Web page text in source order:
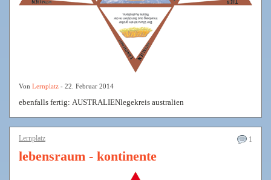
Von Lernplatz - 22. Februar 2014
ebenfalls fertig: AUSTRALIENlegekreis australien
1
Lernplatz
lebensraum - kontinente